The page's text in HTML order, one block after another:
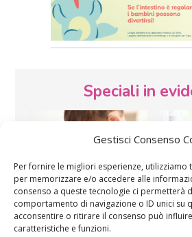
Gestisci Consenso
Per fornire le migliori esperienze, utilizziamo
per memorizzare e/o accedere alle
consenso a queste tecnologie ci permetterà
comportamento di navigazione o ID unici su
acconsentire o ritirare il consenso può
caratteristiche e funzioni.
Speciali in
Vaccini